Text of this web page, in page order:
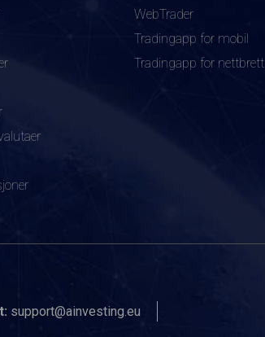
WebTrader
Tradingapp for mobil
Tradingapp for nettbrett
support@ainvesting.eu